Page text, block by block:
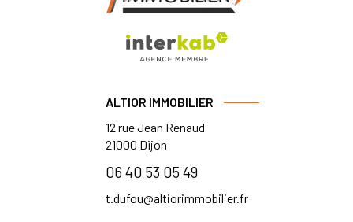
ALTIOR IMMOBILIER
12 rue Jean Renaud
21000 Dijon
06 40 53 05 49
t.dufou@altiorimmobilier.fr